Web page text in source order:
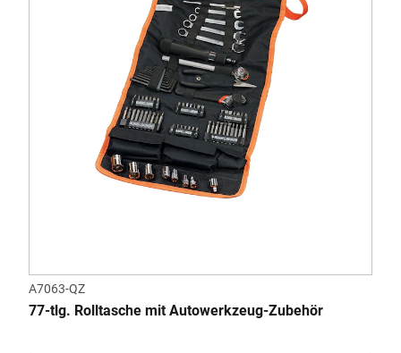
A7063-QZ
77-tlg. Rolltasche mit Autowerkzeug-Zubehör